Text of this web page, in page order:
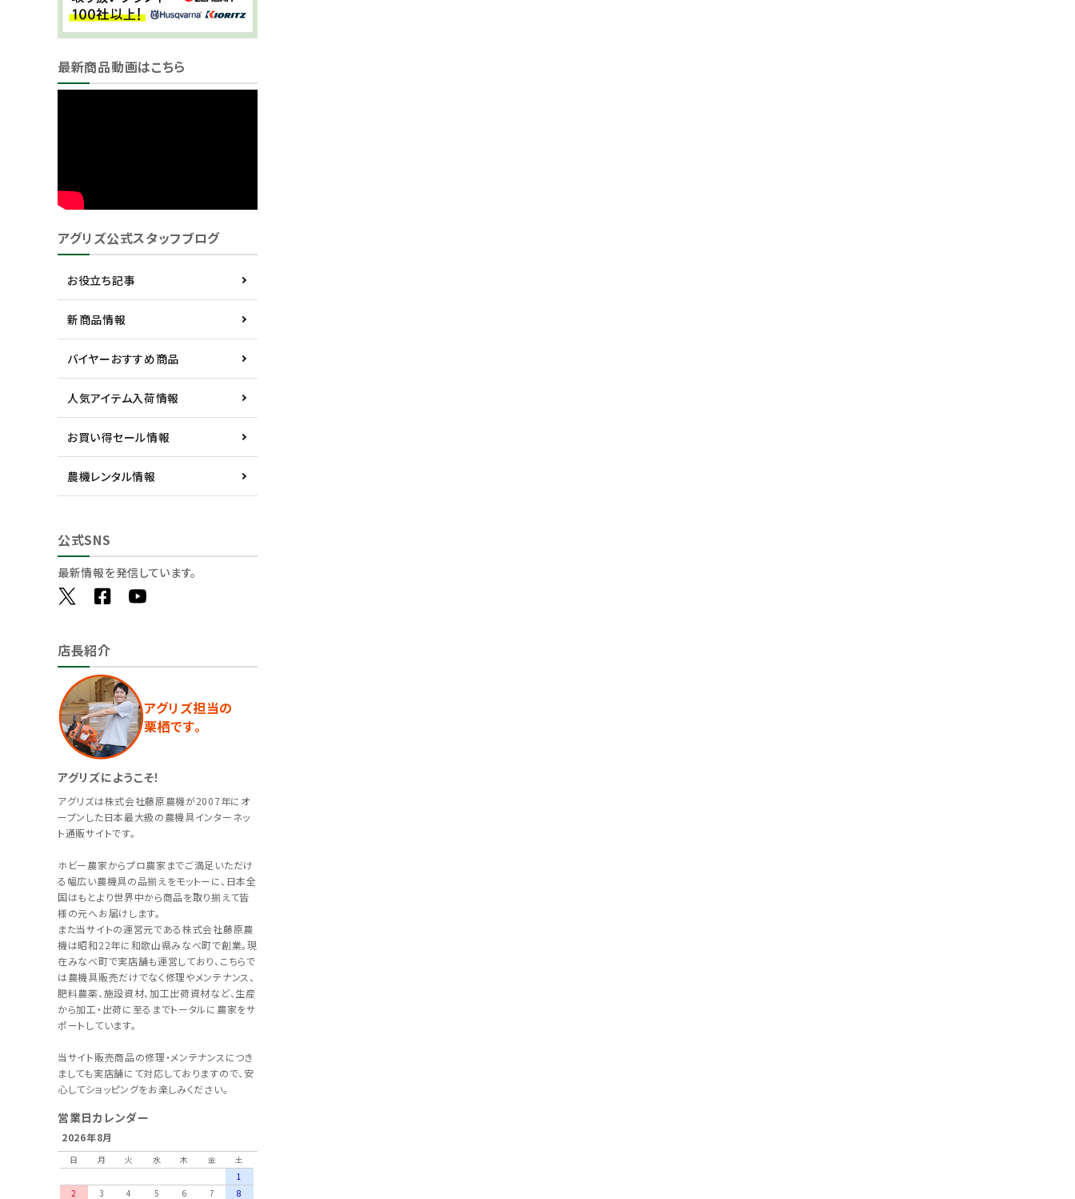
最新商品動画はこちら
アグリズ公式スタッフブログ
お役立ち記事
新商品情報
バイヤーおすすめ商品
人気アイテム入荷情報
お買い得セール情報
農機レンタル情報
公式SNS
最新情報を発信しています。
店長紹介
アグリズ担当の
栗栖です。
アグリズにようこそ！
アグリズは株式会社藤原農機が2007年にオ
ープンした日本最大級の農機具インターネッ
ト通販サイトです。
ホビー農家からプロ農家までご満足いただけ
る幅広い農機具の品揃えをモットーに、日本全
国はもとより世界中から商品を取り揃えて皆
様の元へお届けします。
また当サイトの運営元である株式会社藤原農
機は昭和22年に和歌山県みなべ町で創業。現
在みなべ町で実店舗も運営しており、こちらで
は農機具販売だけでなく修理やメンテナンス、
肥料農薬、施設資材、加工出荷資材など、生産
から加工・出荷に至るまでトータルに農家をサ
ポートしています。
当サイト販売商品の修理・メンテナンスにつき
ましても実店舗にて対応しておりますので、安
心してショッピングをお楽しみください。
営業日カレンダー
2026年8月
日 月 火 水 木 金
土
1
2
3 4 5 6 7 8